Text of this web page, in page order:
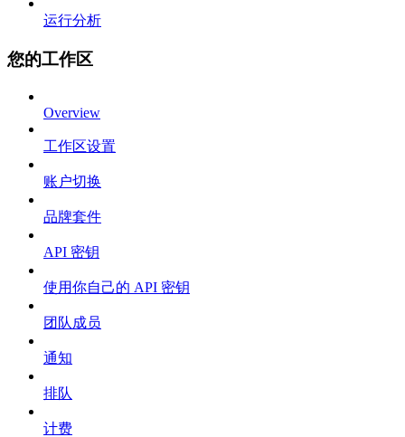
运行分析
您的工作区
Overview
工作区设置
账户切换
品牌套件
API 密钥
使用你自己的 API 密钥
团队成员
通知
排队
计费